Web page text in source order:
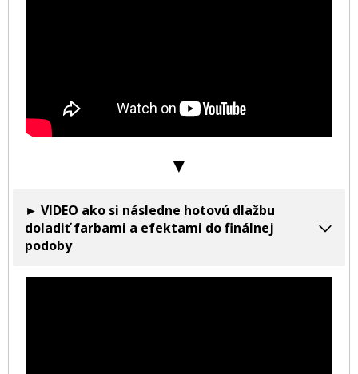
▼
► VIDEO ako si následne hotovú dlažbu
doladiť farbami a efektami do finálnej
podoby